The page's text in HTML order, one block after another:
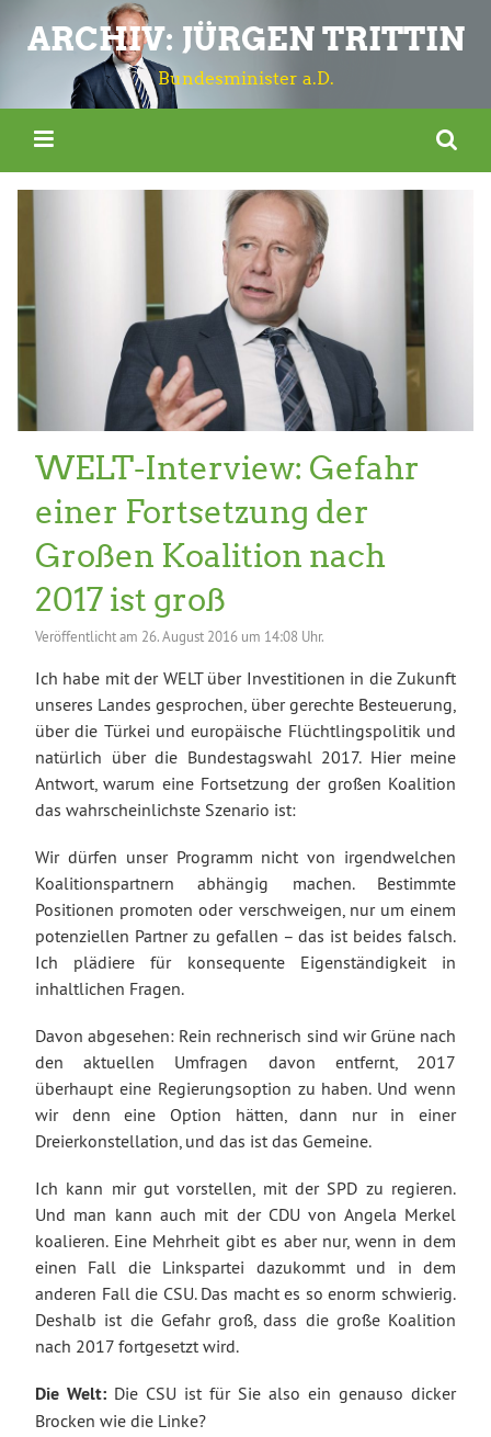
ARCHIV: JÜRGEN TRITTIN
Bundesminister a.D.
WELT-Interview: Gefahr
einer Fortsetzung der
Großen Koalition nach
2017 ist groß
Veröffentlicht am 26. August 2016 um 14:08 Uhr.
Ich habe mit der WELT über Investitionen in die Zukunft
unseres Landes gesprochen, über gerechte Besteuerung,
über die Türkei und europäische Flüchtlingspolitik und
natürlich über die Bundestagswahl 2017. Hier meine
Antwort, warum eine Fortsetzung der großen Koalition
das wahrscheinlichste Szenario ist:
Wir dürfen unser Programm nicht von irgendwelchen
Koalitionspartnern abhängig machen. Bestimmte
Positionen promoten oder verschweigen, nur um einem
potenziellen Partner zu gefallen – das ist beides falsch.
Ich plädiere für konsequente Eigenständigkeit in
inhaltlichen Fragen.
Davon abgesehen: Rein rechnerisch sind wir Grüne nach
den aktuellen Umfragen davon entfernt, 2017
überhaupt eine Regierungsoption zu haben. Und wenn
wir denn eine Option hätten, dann nur in einer
Dreierkonstellation, und das ist das Gemeine.
Ich kann mir gut vorstellen, mit der SPD zu regieren.
Und man kann auch mit der CDU von Angela Merkel
koalieren. Eine Mehrheit gibt es aber nur, wenn in dem
einen Fall die Linkspartei dazukommt und in dem
anderen Fall die CSU. Das macht es so enorm schwierig.
Deshalb ist die Gefahr groß, dass die große Koalition
nach 2017 fortgesetzt wird.
Die Welt: Die CSU ist für Sie also ein genauso dicker
Brocken wie die Linke?